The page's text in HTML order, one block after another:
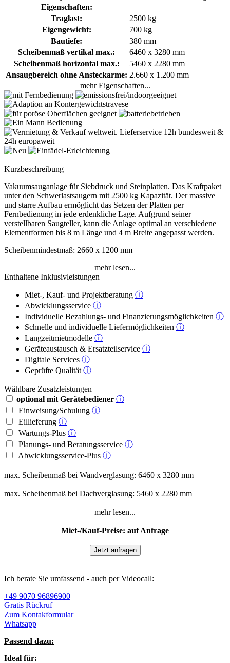
Eigenschaften:
Traglast:
2500 kg
Eigengewicht:
700 kg
Bautiefe:
380 mm
Scheibenmaß vertikal max.:
6460 x 3280 mm
Scheibenmaß horizontal max.:
5460 x 2280 mm
Ansaugbereich ohne Ansteckarme: 2.660 x 1.200 mm
mehr Eigenschaften...
Kurzbeschreibung
Vakuumsauganlage für Siebdruck und Steinplatten. Das Kraftpaket
unter den Schwerlastsaugern mit 2500 kg Kapazität. Der massive
und starre Aufbau ermöglicht das Setzen der Platten per
Fernbedienung in jede erdenkliche Lage. Aufgrund seiner
verstellbaren Saugteller, kann die Anlage optimal an verschiedene
Elementformen bis 8 m Länge und 4 m Breite angepasst werden.
Scheibenmindestmaß: 2660 x 1200 mm
mehr lesen...
Enthaltene Inklusivleistungen
Miet-, Kauf- und Projektberatung ⓘ
Abwicklungsservice ⓘ
Individuelle Bezahlungs- und Finanzierungsmöglichkeiten ⓘ
Schnelle und individuelle Liefermöglichkeiten ⓘ
Langzeitmietmodelle ⓘ
Geräteaustausch & Ersatzteilservice ⓘ
Digitale Services ⓘ
Geprüfte Qualität ⓘ
Wählbare Zusatzleistungen
optional mit Gerätebediener ⓘ
Einweisung/Schulung ⓘ
Eillieferung ⓘ
Wartungs-Plus ⓘ
Planungs- und Beratungsservice ⓘ
Abwicklungsservice-Plus ⓘ
max. Scheibenmaß bei Wandverglasung: 6460 x 3280 mm
max. Scheibenmaß bei Dachverglasung: 5460 x 2280 mm
mehr lesen...
Miet-/Kauf-Preise: auf Anfrage
Jetzt anfragen
Ich berate Sie umfassend - auch per Videocall:
+49 9070 96896900
Gratis Rückruf
Zum Kontakformular
Whatsapp
Passend dazu:
Ideal für: